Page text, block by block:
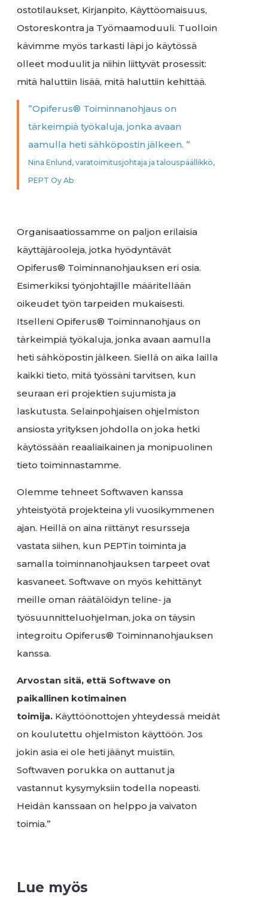
ostotilaukset, Kirjanpito, Käyttöomaisuus,
Ostoreskontra ja Työmaamoduuli. Tuolloin
kävimme myös tarkasti läpi jo käytössä
olleet moduulit ja niihin liittyvät prosessit:
mitä haluttiin lisää, mitä haluttiin kehittää.
”Opiferus® Toiminnanohjaus on
tärkeimpiä työkaluja, jonka avaan
aamulla heti sähköpostin jälkeen. ”
Nina Enlund, varatoimitusjohtaja ja talouspäällikkö,
PEPT Oy Ab
Organisaatiossamme on paljon erilaisia
käyttäjärooleja, jotka hyödyntävät
Opiferus® Toiminnanohjauksen eri osia.
Esimerkiksi työnjohtajille määritellään
oikeudet työn tarpeiden mukaisesti.
Itselleni Opiferus® Toiminnanohjaus on
tärkeimpiä työkaluja, jonka avaan aamulla
heti sähköpostin jälkeen. Siellä on aika lailla
kaikki tieto, mitä työssäni tarvitsen, kun
seuraan eri projektien sujumista ja
laskutusta. Selainpohjaisen ohjelmiston
ansiosta yrityksen johdolla on joka hetki
käytössään reaaliaikainen ja monipuolinen
tieto toiminnastamme.
Olemme tehneet Softwaven kanssa
yhteistyötä projekteina yli vuosikymmenen
ajan. Heillä on aina riittänyt resursseja
vastata siihen, kun PEPTin toiminta ja
samalla toiminnanohjauksen tarpeet ovat
kasvaneet. Softwave on myös kehittänyt
meille oman räätälöidyn teline- ja
työsuunnitteluohjelman, joka on täysin
integroitu Opiferus® Toiminnanohjauksen
kanssa.
Arvostan sitä, että Softwave on
paikallinen kotimainen
toimija. Käyttöönottojen yhteydessä meidät
on koulutettu ohjelmiston käyttöön. Jos
jokin asia ei ole heti jäänyt muistiin,
Softwaven porukka on auttanut ja
vastannut kysymyksiin todella nopeasti.
Heidän kanssaan on helppo ja vaivaton
toimia.”
Lue myös